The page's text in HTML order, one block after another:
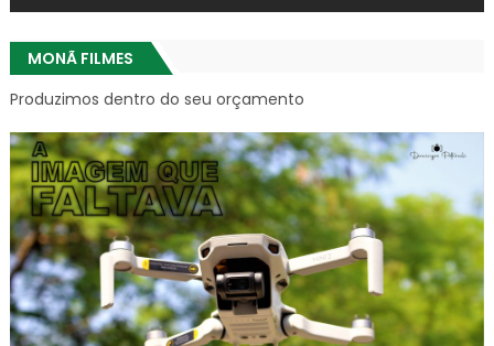
MONÃ FILMES
Produzimos dentro do seu orçamento